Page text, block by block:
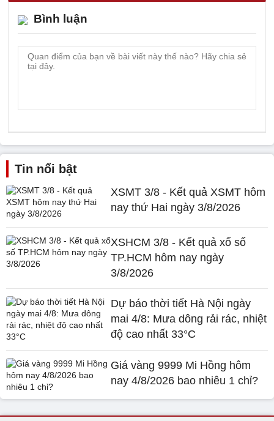
Bình luận
Tin nổi bật
XSMT 3/8 - Kết quả XSMT hôm
nay thứ Hai ngày 3/8/2026
XSHCM 3/8 - Kết quả xổ số
TP.HCM hôm nay ngày
3/8/2026
Dự báo thời tiết Hà Nội ngày
mai 4/8: Mưa dông rải rác, nhiệt
độ cao nhất 33°C
Giá vàng 9999 Mi Hồng hôm
nay 4/8/2026 bao nhiêu 1 chỉ?